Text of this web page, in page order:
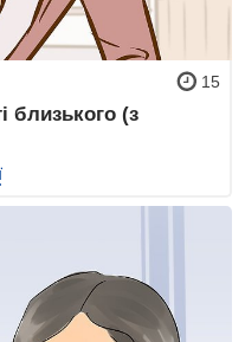
15
близького (з